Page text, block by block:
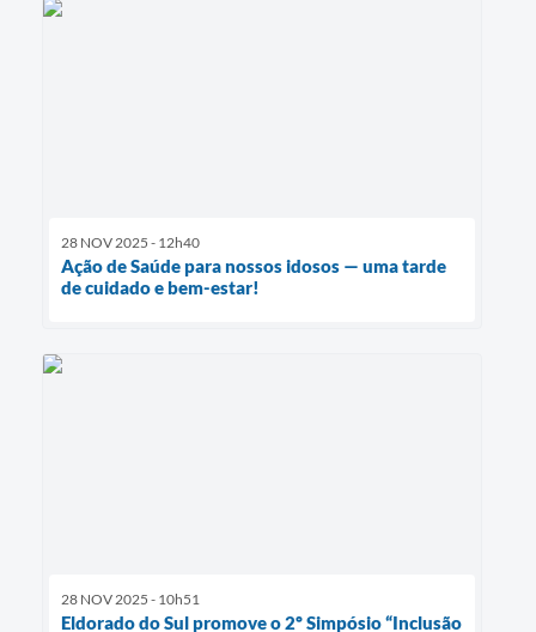
28 NOV 2025 - 12h40
Ação de Saúde para nossos idosos — uma tarde
de cuidado e bem-estar!
28 NOV 2025 - 10h51
Eldorado do Sul promove o 2º Simpósio “Inclusão